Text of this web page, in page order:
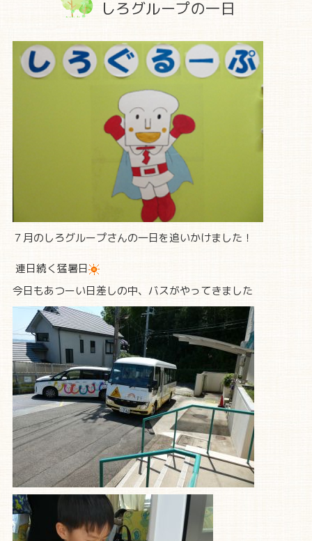
しろグループの一日
７月のしろグループさんの一日を追いかけました！
連日続く猛暑日
今日もあつーい日差しの中、バスがやってきました